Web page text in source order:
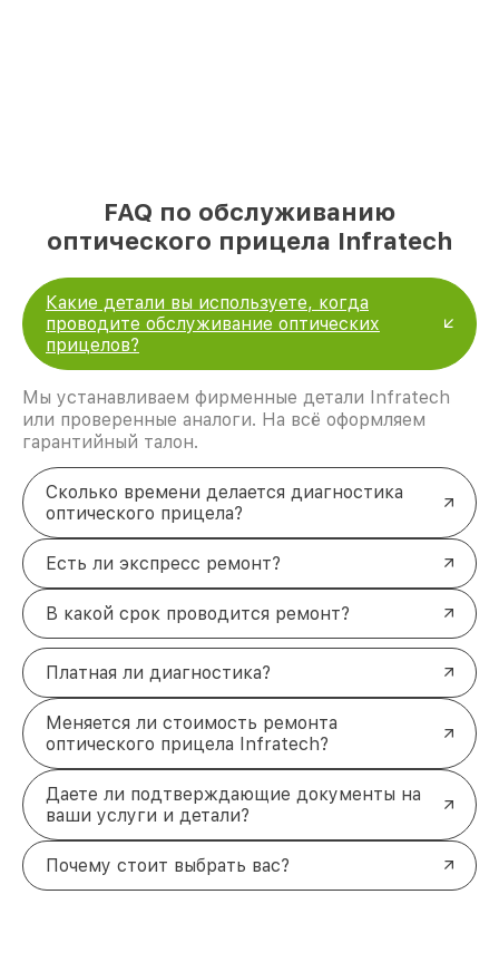
FAQ по обслуживанию
оптического прицела Infratech
Какие детали вы используете, когда
проводите обслуживание оптических
прицелов?
Мы устанавливаем фирменные детали Infratech
или проверенные аналоги. На всё оформляем
гарантийный талон.
Сколько времени делается диагностика
оптического прицела?
Есть ли экспресс ремонт?
В какой срок проводится ремонт?
Платная ли диагностика?
Меняется ли стоимость ремонта
оптического прицела Infratech?
Даете ли подтверждающие документы на
ваши услуги и детали?
Почему стоит выбрать вас?